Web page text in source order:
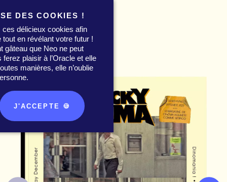
DES COOKIES !
ces délicieux cookies afin
tout en révélant votre futur !
gâteau que Neo ne peut
ferez plaisir à l’Oracle et elle
manières, elle n’oublie
J'ACCEPTE 🍪
0